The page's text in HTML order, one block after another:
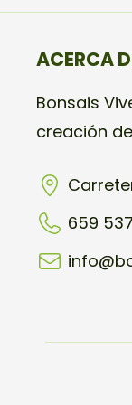
ACERCA
Bonsais
creación
659